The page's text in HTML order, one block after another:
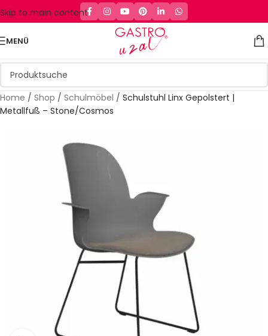
Skip to main content
MENÜ
Home / Shop / Schulmöbel / Schulstuhl Linx Gepolstert |
Metallfuß – Stone/Cosmos